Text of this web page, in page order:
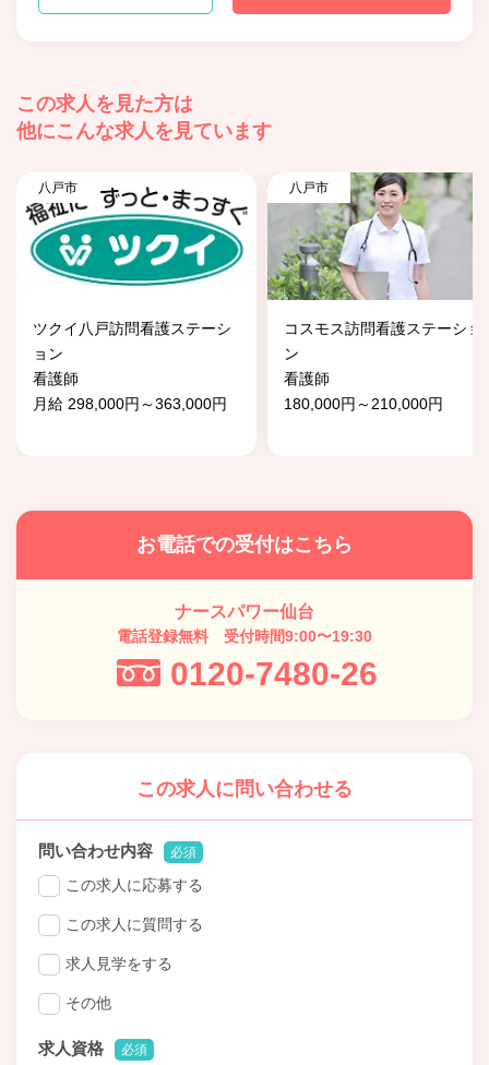
この求人を見た方は
他にこんな求人を見ています
八戸市
ツクイ八戸訪問看護ステーシ
ョン
看護師
月給 298,000円～363,000円
八戸市
コスモス訪問看護ステーショ
ン
看護師
180,000円～210,000円
お電話での受付はこちら
ナースパワー仙台
電話登録無料 受付時間9:00〜19:30
0120-7480-26
この求人に問い合わせる
問い合わせ内容 必須
この求人に応募する
この求人に質問する
求人見学をする
その他
求人資格 必須